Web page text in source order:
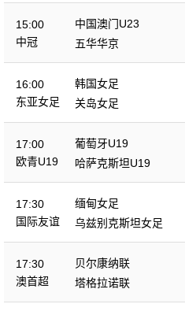
15:00
中冠
中国澳门U23
五华华京
16:00
东亚女足
韩国女足
关岛女足
17:00
欧青U19
葡萄牙U19
哈萨克斯坦U19
17:30
国际友谊
缅甸女足
乌兹别克斯坦女足
17:30
澳首超
贝尔康纳联
塔格拉诺联